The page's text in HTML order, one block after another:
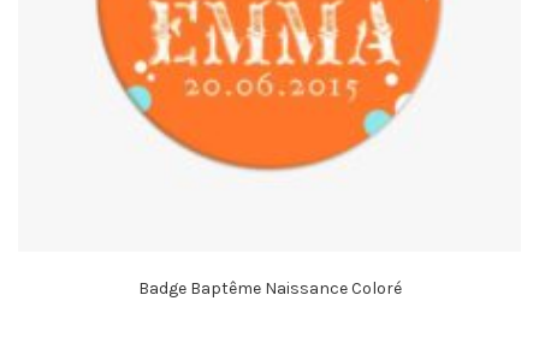
Badge Baptême Naissance Coloré